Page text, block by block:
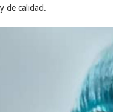
de calidad.